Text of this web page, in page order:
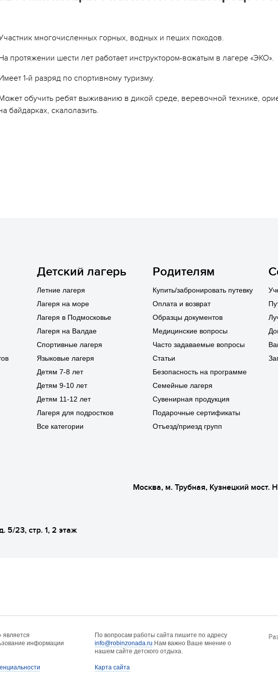
групп
многочисленных горных, водных и пеших походов.
протяжении шести лет работает инструктором-вожатым в лагере «ЭКО».
1-й разряд по спортивному туризму.
обучить ребят выживанию в дикой среде, веревочной технике,
байдарках, скалолазить.
Детский лагерь
Летние лагеря
Лагеря на море
Лагеря в Подмосковье
Лагеря на Валдае
Спортивные лагеря
Языковые лагеря
Детям 7-8 лет
Детям 9-10 лет
Детям 11-12 лет
Лагеря для подростков
Все категории
Родителям
Купить/забронировать путевку
Оплата и возврат
Образцы документов
Медицинские вопросы
Часто задаваемые вопросы
Статьи
Безопасность на программе
Семейные лагеря
Сувенирная продукция
Подарочные сертификаты
Отъезд/приезд групп
Москва, м. Трубная, Кузнецкий мост.
5/23, стр. 1, 2 этаж
является
информации
По вопросам работы сайта пишите по адресу
info@robinzonada.ru Нам важно Ваше мнение о
нашем сайте детского отдыха.
Карта сайта